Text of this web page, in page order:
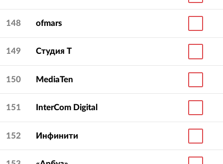
148 ofmars
149 Студия Т
150 MediaTen
151 InterCom Digital
152 Инфинити